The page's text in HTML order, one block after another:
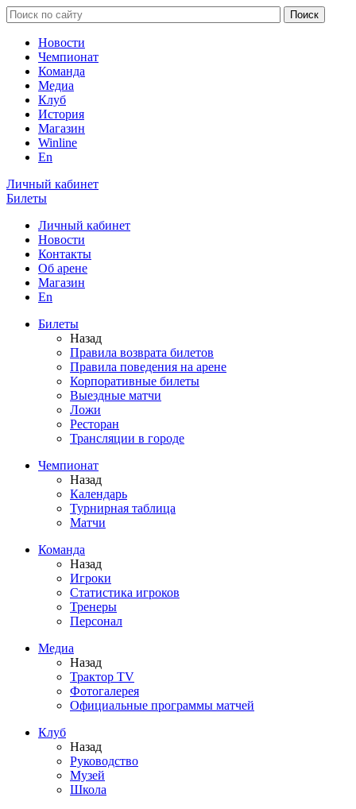
Новости
Чемпионат
Команда
Медиа
Клуб
История
Магазин
Winline
En
Личный кабинет
Билеты
Личный кабинет
Новости
Контакты
Об арене
Магазин
En
Билеты
Назад
Правила возврата билетов
Правила поведения на арене
Корпоративные билеты
Выездные матчи
Ложи
Ресторан
Трансляции в городе
Чемпионат
Назад
Календарь
Турнирная таблица
Матчи
Команда
Назад
Игроки
Статистика игроков
Тренеры
Персонал
Медиа
Назад
Трактор TV
Фотогалерея
Официальные программы матчей
Клуб
Назад
Руководство
Музей
Школа